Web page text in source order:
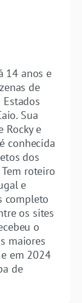
14 anos e
de
Sua
Rocky e
conhecida
dos
roteiro
e
completo
os sites
o
maiores
em 2024
de